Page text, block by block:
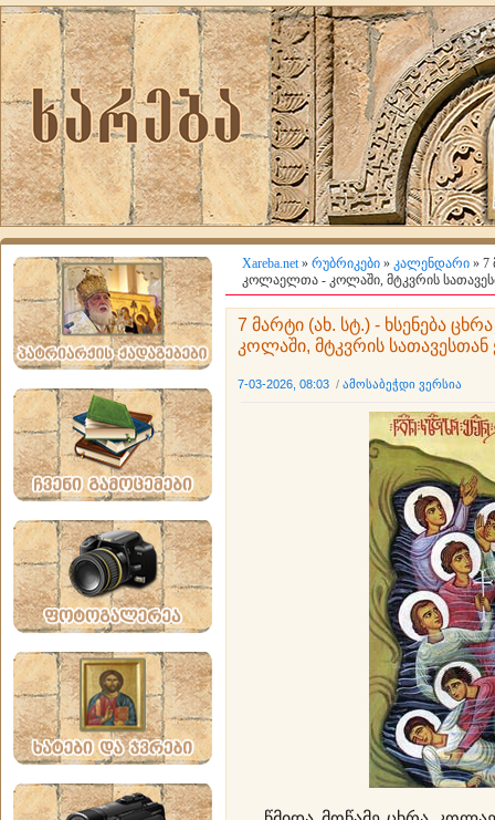
Xareba.net» რუბრიკები » კალენდარი » 7
კოლაელთა - კოლაში, მტკვრის
7 მარტი (ახ. სტ.) - ხსენება
კოლაში, მტკვრის
7-03-2026, 08:03 / ამოსაბეჭდი ვერსია